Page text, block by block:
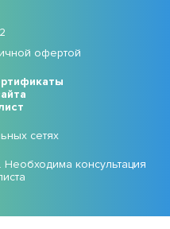
офертой
сетях
консультация